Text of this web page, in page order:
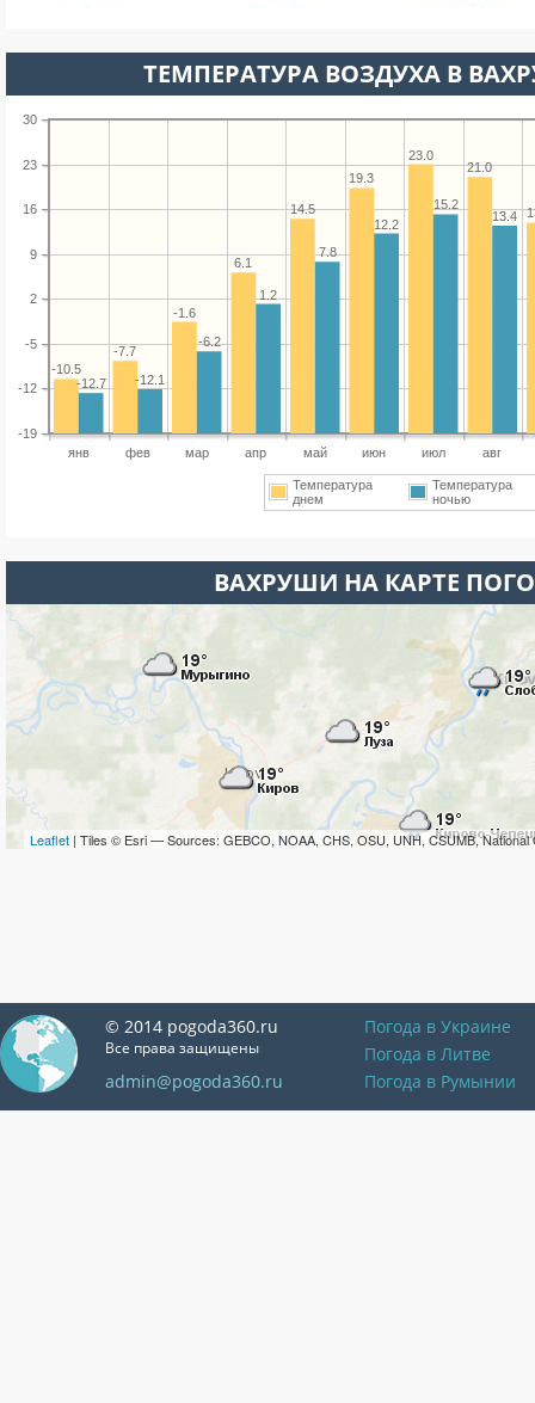
ТЕМПЕРАТУРА ВОЗДУХА В
янв фев мар апр май июн июл авг
-19
-12
-5
2
9
16
23
30
21.0
23.0
19.3
14.5
6.1
-1.6
-7.7
-10.5
13.4
15.2
12.2
7.8
1.2
-6.2
-12.1
-12.7
Температура
днем
Температура
ночью
ВАХРУШИ НА КАРТЕ
Leaflet | Tiles © Esri — Sources: GEBCO, NOAA, CHS, OSU, UNH, CSUMB, National
© 2014 pogoda360.ru
Все права защищены
admin@pogoda360.ru
Погода в Украине
Погода в Литве
Погода в Румынии